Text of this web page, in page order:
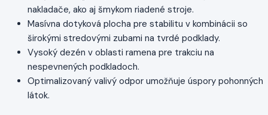
nakladače, ako aj šmykom riadené stroje.
Masívna dotyková plocha pre stabilitu v kombinácii so
širokými stredovými zubami na tvrdé podklady.
Vysoký dezén v oblasti ramena pre trakciu na
nespevnených podkladoch.
Optimalizovaný valivý odpor umožňuje úspory pohonných
látok.